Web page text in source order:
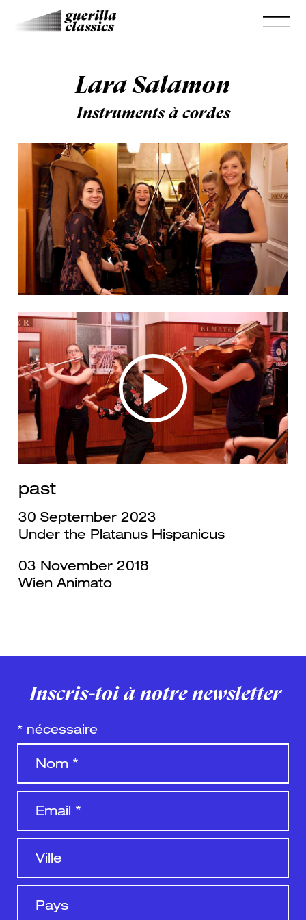
Lara Salamon
Instruments à cordes
past
30 September 2023
Under the Platanus Hispanicus
03 November 2018
Wien Animato
Inscris-toi à notre newsletter
* nécessaire